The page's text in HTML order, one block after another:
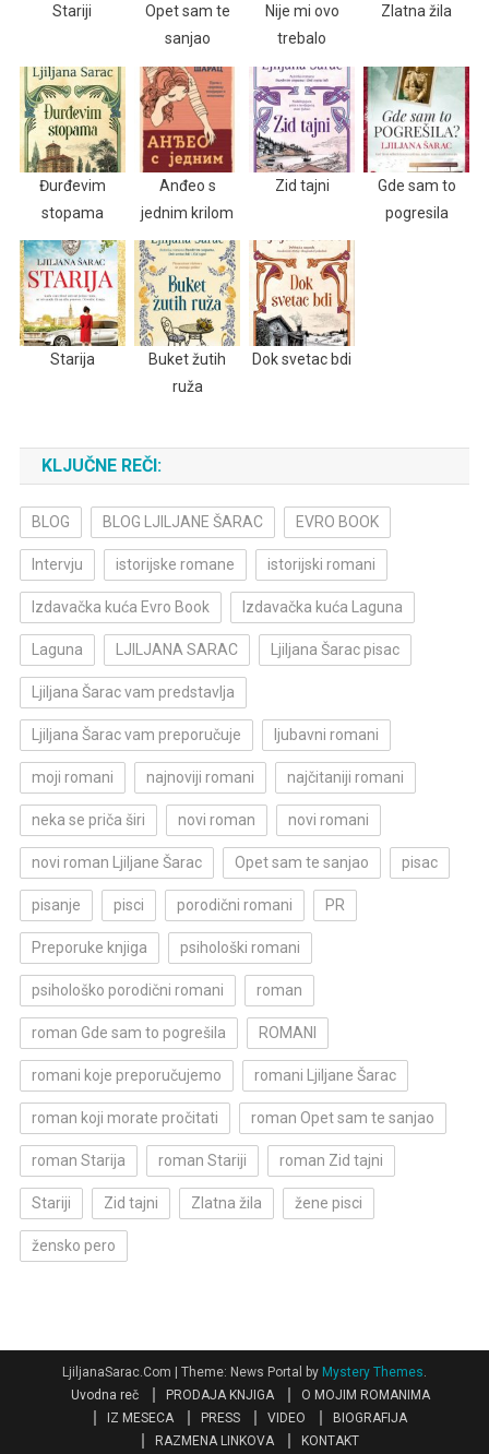
Stariji
Opet sam te
sanjao
Nije mi ovo
trebalo
Zlatna žila
Đurđevim
stopama
Anđeo s
jednim krilom
Zid tajni
Gde sam to
pogresila
Starija
Buket žutih
ruža
Dok svetac bdi
KLJUČNE REČI:
BLOG BLOG LJILJANE ŠARAC EVRO BOOK
Intervju istorijske romane istorijski romani
Izdavačka kuća Evro Book Izdavačka kuća Laguna
Laguna LJILJANA SARAC Ljiljana Šarac pisac
Ljiljana Šarac vam predstavlja
Ljiljana Šarac vam preporučuje ljubavni romani
moji romani najnoviji romani najčitaniji romani
neka se priča širi novi roman novi romani
novi roman Ljiljane Šarac Opet sam te sanjao pisac
pisanje pisci porodični romani PR
Preporuke knjiga psihološki romani
psihološko porodični romani roman
roman Gde sam to pogrešila ROMANI
romani koje preporučujemo romani Ljiljane Šarac
roman koji morate pročitati roman Opet sam te sanjao
roman Starija roman Stariji roman Zid tajni
Stariji Zid tajni Zlatna žila žene pisci
žensko pero
LjiljanaSarac.Com | Theme: News Portal by Mystery Themes
Uvodna reč
PRODAJA KNJIGA
O MOJIM ROMANIMA
IZ MESECA
PRESS VIDEO
BIOGRAFIJA
RAZMENA LINKOVA
KONTAKT